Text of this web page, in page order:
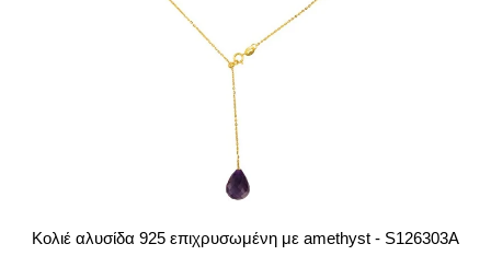
Κολιέ αλυσίδα 925 επιχρυσωμένη με amethyst - S126303A